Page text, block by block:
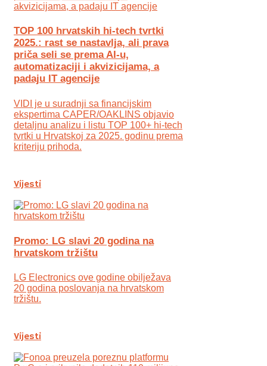
TOP 100 hrvatskih hi-tech tvrtki
2025.: rast se nastavlja, ali prava
priča seli se prema AI-u,
automatizaciji i akvizicijama, a
padaju IT agencije
VIDI je u suradnji sa financijskim
ekspertima CAPER/OAKLINS objavio
detaljnu analizu i listu TOP 100+ hi-tech
tvrtki u Hrvatskoj za 2025. godinu prema
kriteriju prihoda.
Vijesti
Promo: LG slavi 20 godina na
hrvatskom tržištu
LG Electronics ove godine obilježava
20 godina poslovanja na hrvatskom
tržištu.
Vijesti